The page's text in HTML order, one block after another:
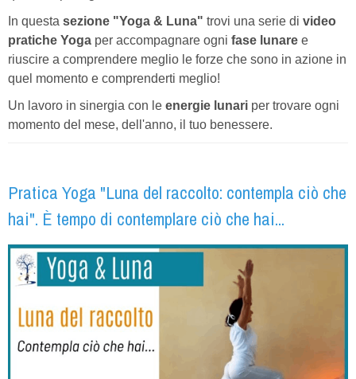
In questa sezione "Yoga & Luna" trovi una serie di video
pratiche Yoga per accompagnare ogni fase lunare e
riuscire a comprendere meglio le forze che sono in azione in
quel momento e comprenderti meglio!
Un lavoro in sinergia con le energie lunari per trovare ogni
momento del mese, dell'anno, il tuo benessere.
Pratica Yoga "Luna del raccolto: contempla ciò che
hai". È tempo di contemplare ciò che hai...